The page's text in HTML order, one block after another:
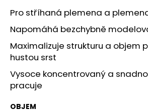
Pro stříhaná plemena a
Napomáhá bezchybně
Maximalizuje strukturu a objem
hustou srst
Vysoce koncentrovaný a
pracuje
OBJEM
o
r
u
č
u
j
e
m
e